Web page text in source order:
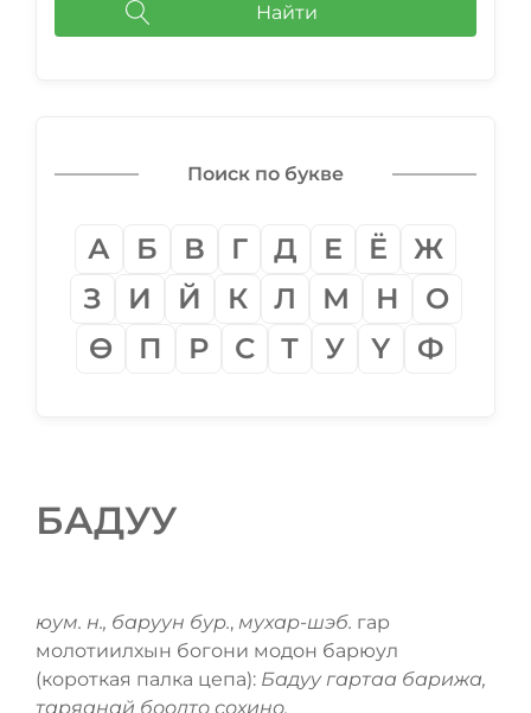
Найти
Поиск по букве
А Б В Г Д Е Ё
Ж
З
И Й К Л М Н
О
Ѳ
П Р С Т У Ү Ф
БАДУУ
юум. н., баруун бур., мухар-шэб. гар
молотиилхын богони модон барюул
(короткая палка цепа): Бадуу гартаа барижа,
таряанай боолто сохино.